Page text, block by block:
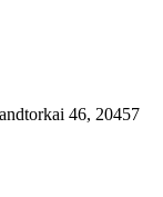
46, 20457